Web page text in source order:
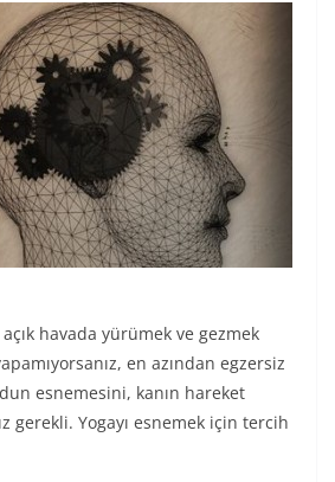
havada yürümek ve gezmek
en azından egzersiz
esnemesini, kanın hareket
gerekli. Yogayı esnemek için tercih